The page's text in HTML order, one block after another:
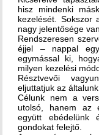
hisz mindenki
kezelését. Sokszor
nagy jelentősége
Rendszeresen
éjjel – nappal
egymással ki,
milyen kezelési
Résztvevői
eljuttatjuk az
Célunk nem a
utolsó, hanem az
együtt ebédelünk
gondokat felejtő.